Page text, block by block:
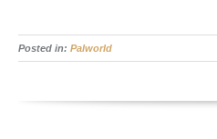
Posted in: Palworld